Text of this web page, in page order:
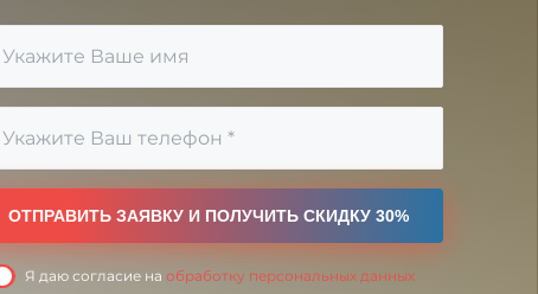
ОТПРАВИТЬ ЗАЯВКУ И ПОЛУЧИТЬ СКИДКУ 30%
Я даю согласие наобработку персональных данных